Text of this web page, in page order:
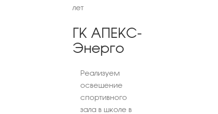
лет
ГК АПЕКС-
Энерго
Реализуем
освещение
спортивного
зала в школе в